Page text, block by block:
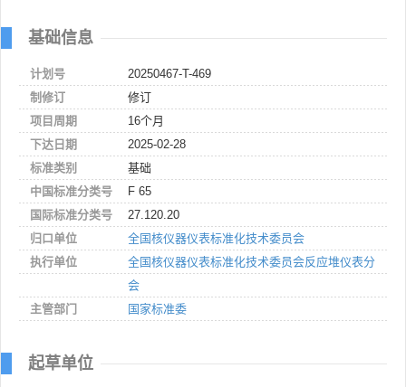
基础信息
计划号
20250467-T-469
制修订
修订
项目周期
16个月
下达日期
2025-02-28
标准类别
基础
中国标准分类号
F 65
国际标准分类号
27.120.20
归口单位
全国核仪器仪表标准化技术委员会
执行单位
全国核仪器仪表标准化技术委员会反应堆仪表分
会
主管部门
国家标准委
起草单位